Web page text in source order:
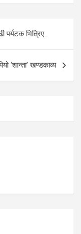
पर्यटक भित्रिए..
‘शान्ता’ खण्डकाव्य